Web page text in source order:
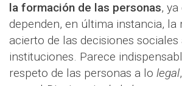
la formación de las personas,
dependen, en última instancia, la
acierto de las decisiones
instituciones. Parece
respeto de las personas a lo legal